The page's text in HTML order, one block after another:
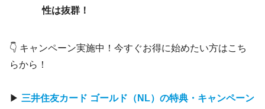
性は抜群！
👇 キャンペーン実施中！今すぐお得に始めたい方はこち
らから！
▶ 三井住友カード ゴールド（NL）の特典・キャンペーン